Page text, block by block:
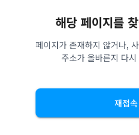
해당 페이지를
페이지가 존재하지 않거나,
주소가 올바른지 다
재접